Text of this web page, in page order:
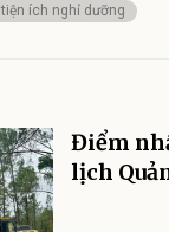
tiện ích nghỉ dưỡng
Điểm
lịch